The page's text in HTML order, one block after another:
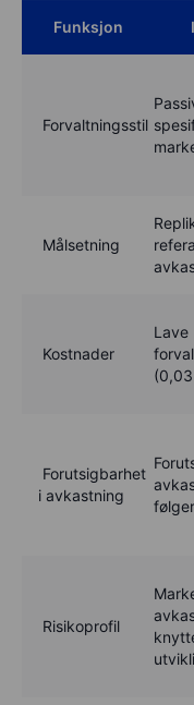
Funksjon
Forvaltningsstil
Målsetning
Kostnader
Lave
(0,03
Forutsigbarhet
i avkastning
Risikoprofil